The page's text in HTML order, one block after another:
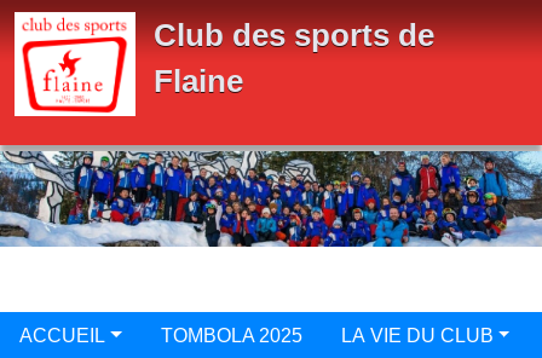
Club des sports de
Flaine
ACCUEIL TOMBOLA 2025 LA VIE DU CLUB
Panneau de gestion des cookies